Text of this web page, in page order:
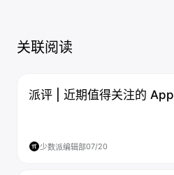
关联阅读
派评 | 近期值得关注的 App
少数派编辑部07/20